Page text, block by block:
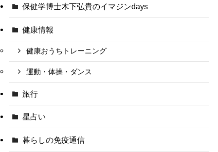
保健学博士木下弘貴のイマジンdays
健康情報
健康おうちトレーニング
運動・体操・ダンス
旅行
星占い
暮らしの免疫通信